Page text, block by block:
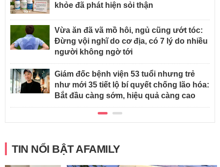
khỏe đã phát hiện sỏi thận
Vừa ăn đã vã mồ hôi, ngủ cũng ướt tóc:
Đừng vội nghĩ do cơ địa, có 7 lý do nhiều
người không ngờ tới
Giám đốc bệnh viện 53 tuổi nhưng trẻ
như mới 35 tiết lộ bí quyết chống lão hóa:
Bắt đầu càng sớm, hiệu quả càng cao
TIN NỔI BẬT AFAMILY